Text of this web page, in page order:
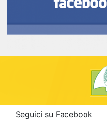
Seguici su Facebook